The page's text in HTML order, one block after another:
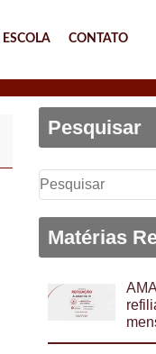
ESCOLA CONTATO
Pesquisar
Pesquisar
por:
Matérias